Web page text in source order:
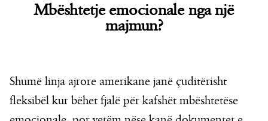
Mbështetje emocionale nga një
majmun?
Shumë linja ajrore amerikane janë çuditërisht
fleksibël kur bëhet fjalë për kafshët mbështetëse